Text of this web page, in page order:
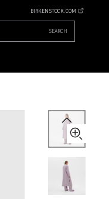
BIRKENSTOCK.COM
SEARCH